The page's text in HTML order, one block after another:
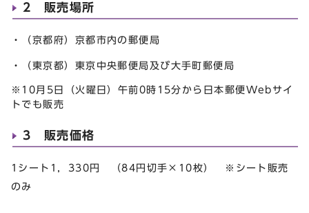
2 販売場所
・（京都府）京都市内の郵便局
・（東京都）東京中央郵便局及び大手町郵便局
※10月5日（火曜日）午前0時15分から日本郵便Webサイ
トでも販売
3 販売価格
1シート1，330円 （84円切手×10枚） ※シート販売
のみ